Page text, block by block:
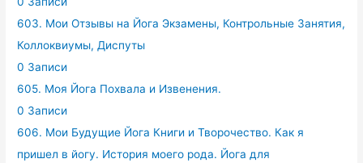
603. Мои Отзывы на Йога Экзамены, Контрольные Занятия,
Коллоквиумы, Диспуты
0 Записи
605. Моя Йога Похвала и Извенения.
0 Записи
606. Мои Будущие Йога Книги и Творочество. Как я
пришел в йогу. История моего рода. Йога для